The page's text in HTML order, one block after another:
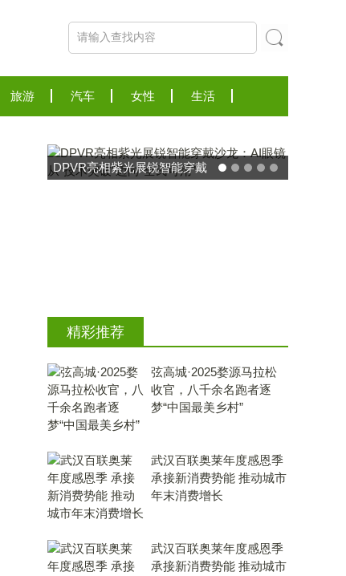
旅游 汽车 女性 生活
DPVR亮相紫光展锐智能穿戴
精彩推荐
弦高城·2025婺源马拉松
收官，八千余名跑者逐
梦“中国最美乡村”
武汉百联奥莱年度感恩季
承接新消费势能 推动城市
年末消费增长
武汉百联奥莱年度感恩季
承接新消费势能 推动城市